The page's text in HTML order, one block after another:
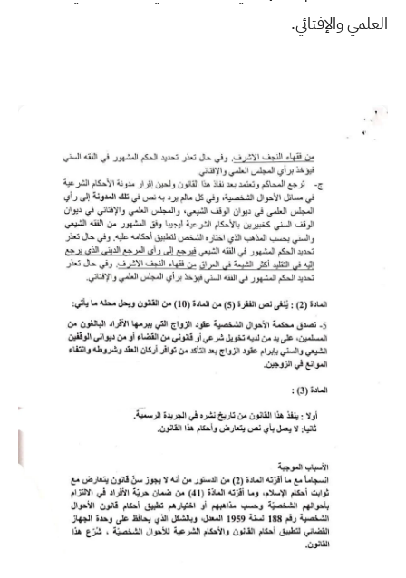
العلمي والإفتائي.